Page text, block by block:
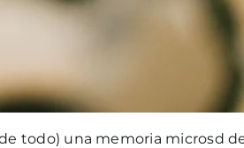
todo) una memoria microsd